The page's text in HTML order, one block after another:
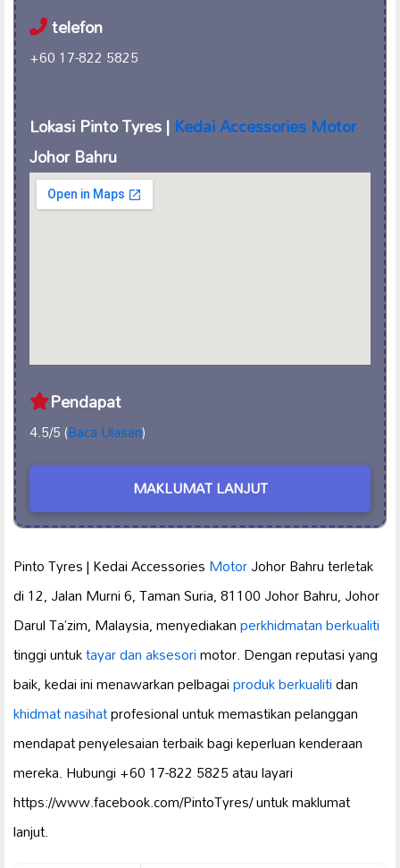
telefon
+60 17-822 5825
Lokasi Pinto Tyres |Kedai Accessories Motor
Johor Bahru
Pendapat
4.5/5 (Baca Ulasan)
MAKLUMAT LANJUT
Pinto Tyres | Kedai AccessoriesMotorJohor Bahru terletak
di 12, Jalan Murni 6, Taman Suria, 81100 Johor Bahru, Johor
Darul Ta’zim, Malaysia, menyediakanperkhidmatan berkualiti
tinggi untuktayar dan aksesorimotor. Dengan reputasi yang
baik, kedai ini menawarkan pelbagaiproduk berkualitidan
khidmat nasihatprofesional untuk memastikan pelanggan
mendapat penyelesaian terbaik bagi keperluan kenderaan
mereka. Hubungi +60 17-822 5825 atau layari
https://www.facebook.com/PintoTyres/ untuk maklumat
lanjut.